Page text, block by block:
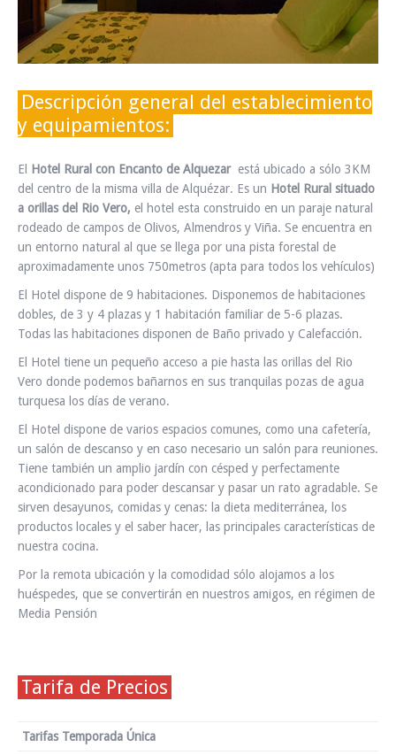
Descripción general del establecimiento
y equipamientos:
El Hotel Rural con Encanto de Alquezar está ubicado a sólo 3KM
del centro de la misma villa de Alquézar. Es un Hotel Rural situado
a orillas del Rio Vero, el hotel esta construido en un paraje natural
rodeado de campos de Olivos, Almendros y Viña. Se encuentra en
un entorno natural al que se llega por una pista forestal de
aproximadamente unos 750metros (apta para todos los vehículos)
El Hotel dispone de 9 habitaciones. Disponemos de habitaciones
dobles, de 3 y 4 plazas y 1 habitación familiar de 5-6 plazas.
Todas las habitaciones disponen de Baño privado y Calefacción.
El Hotel tiene un pequeño acceso a pie hasta las orillas del Rio
Vero donde podemos bañarnos en sus tranquilas pozas de agua
turquesa los días de verano.
El Hotel dispone de varios espacios comunes, como una cafetería,
un salón de descanso y en caso necesario un salón para reuniones.
Tiene también un amplio jardín con césped y perfectamente
acondicionado para poder descansar y pasar un rato agradable. Se
sirven desayunos, comidas y cenas: la dieta mediterránea, los
productos locales y el saber hacer, las principales características de
nuestra cocina.
Por la remota ubicación y la comodidad sólo alojamos a los
huéspedes, que se convertirán en nuestros amigos, en régimen de
Media Pensión
Tarifa de Precios
Tarifas Temporada Única